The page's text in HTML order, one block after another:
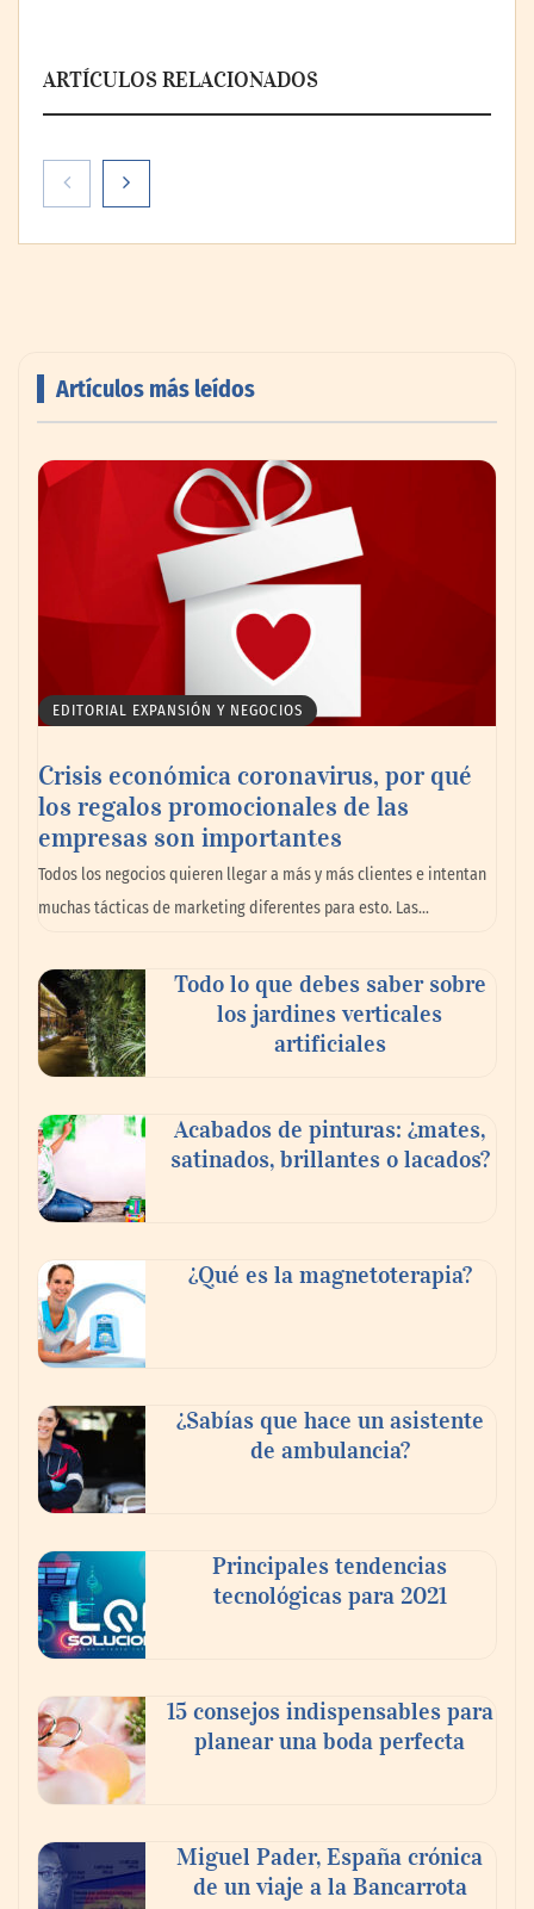
ARTÍCULOS RELACIONADOS
impulsando la colaboración en el sector
La omnicanalidad redefine la forma de
planear viajes en México
buscan proyectar talento mexicano y
fortalecer el turismo médico
En el Día de la Cerveza, Grupo Modelo
mundo elige para reunirse: 7 de cada 10 la
escogen
compromiso para el eclipse solar del 12 de
agosto
Artículos más leídos
EDITORIAL EXPANSIÓN Y NEGOCIOS
Crisis económica coronavirus, por qué
los regalos promocionales de las
empresas son importantes
Todos los negocios quieren llegar a más y más clientes e intentan
muchas tácticas de marketing diferentes para esto. Las…
Todo lo que debes saber sobre
los jardines verticales
artificiales
Acabados de pinturas: ¿mates,
satinados, brillantes o lacados?
¿Qué es la magnetoterapia?
¿Sabías que hace un asistente
de ambulancia?
Principales tendencias
tecnológicas para 2021
15 consejos indispensables para
planear una boda perfecta
Miguel Pader, España crónica
de un viaje a la Bancarrota